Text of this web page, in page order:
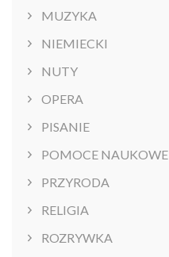
MUZYKA
NIEMIECKI
NUTY
OPERA
PISANIE
POMOCE NAUKOWE
PRZYRODA
RELIGIA
ROZRYWKA